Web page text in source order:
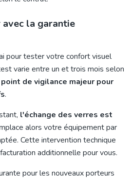
la garantie
pour tester votre confort visuel
varie entre un et trois mois selon
point de vigilance majeur pour
.
l'échange des verres est
alors votre équipement par
Cette intervention technique
additionnelle pour vous.
pour les nouveaux porteurs